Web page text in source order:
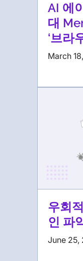
AI 에
대
‘브라
March
우회
인 파
June 25,